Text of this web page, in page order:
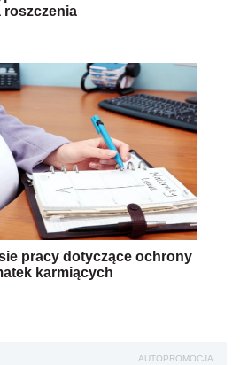
roszczenia
pracy dotyczące ochrony
karmiących
AUTOPROMOCJA